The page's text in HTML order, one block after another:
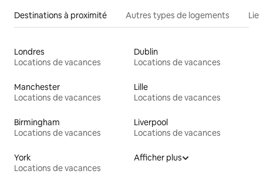
Destinations à proximité Autres types de logements
Londres
Locations de vacances
Dublin
Locations de vacances
Manchester
Locations de vacances
Lille
Locations de vacances
Birmingham
Locations de vacances
Liverpool
Locations de vacances
York
Locations de vacances
Afficher plus